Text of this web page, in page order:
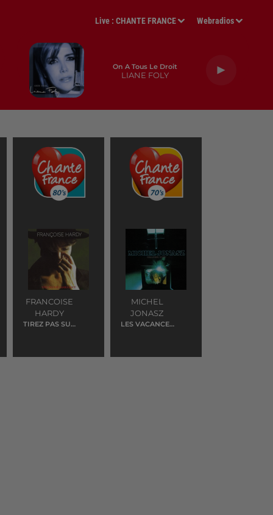
Live :CHANTE FRANCE Webradios
On A Tous Le Droit
LIANE FOLY
FRANCOISE
HARDY
TIREZ PAS SUR
MICHEL
JONASZ
LES VACANCES